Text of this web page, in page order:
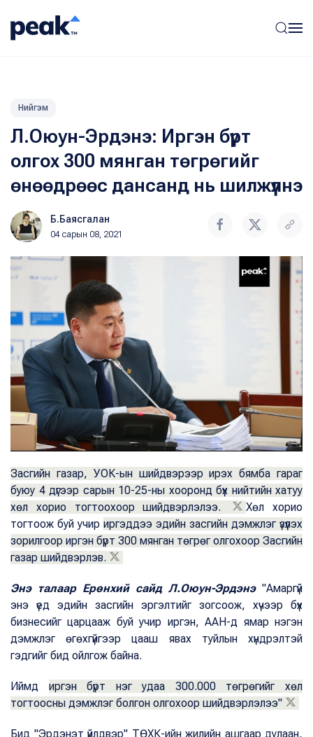
Нийгэм
Л.Оюун-Эрдэнэ: Иргэн бүрт
олгох 300 мянган төгрөгийг
өнөөдрөөс дансанд нь шилжүүлнэ
Б.Баясгалан
04 сарын 08, 2021
Засгийн газар, УОК-ын шийдвэрээр ирэх бямба гараг
буюу 4 дүгээр сарын 10-25-ны хооронд бүх нийтийн хатуу
хөл хорио тогтоохоор шийдвэрлэлээ.
Хөл хорио
тогтоож буй учир иргэддээ эдийн засгийн дэмжлэг үзүүлэх
зорилгоор иргэн бүрт 300 мянган төгрөг олгохоор Засгийн
газар шийдвэрлэв.
Энэ талаар Ерөнхий сайд Л.Оюун-Эрдэнэ "Амаргүй
энэ үед эдийн засгийн эргэлтийг зогсоож, хүчээр бүх
бизнесийг царцааж буй учир иргэн, ААН-д ямар нэгэн
дэмжлэг өгөхгүйгээр цааш явах туйлын хүндрэлтэй
гэдгийг бид ойлгож байна.
Иймд иргэн бүрт нэг удаа 300.000 төгрөгийг хөл
тогтоосны дэмжлэг болгон олгохоор шийдвэрлэлээ"
Бид "Эрдэнэт үйлдвэр" ТӨХК-ийн жилийн ашгаар дулаан,